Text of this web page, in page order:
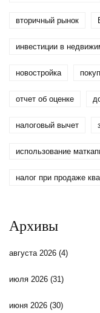
вторичный рынок
инвестиции в
новостройка
отчет об оценке
налоговый вычет
использование
налог при продаже
Архивы
августа 2026 (4)
июля 2026 (31)
июня 2026 (30)